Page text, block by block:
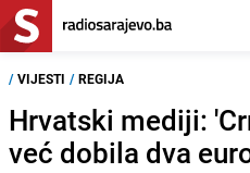
/ VIJESTI / REGIJA
Hrvatski mediji:
već dobila dva